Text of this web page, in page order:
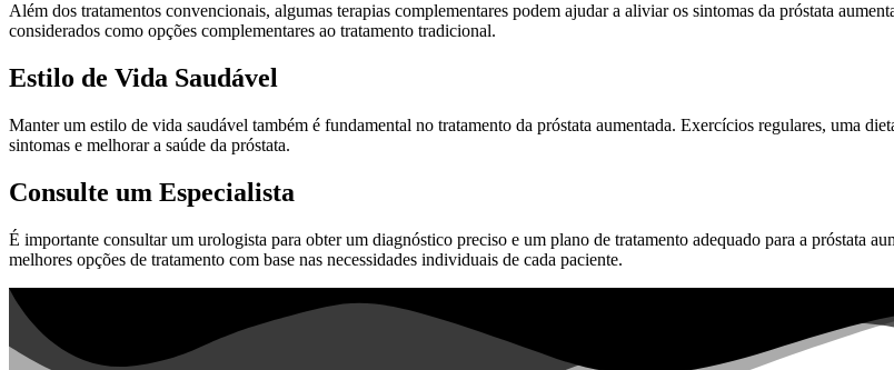
Além dos tratamentos convencionais, algumas terapias complementares podem ajudar a aliviar os sintomas da próstata
considerados como opções complementares ao tratamento tradicional.
Estilo de Vida Saudável
Manter um estilo de vida saudável também é fundamental no tratamento da próstata aumentada. Exercícios regulares, uma
sintomas e melhorar a saúde da próstata.
Consulte um Especialista
É importante consultar um urologista para obter um diagnóstico preciso e um plano de tratamento adequado para a próstata
melhores opções de tratamento com base nas necessidades individuais de cada paciente.